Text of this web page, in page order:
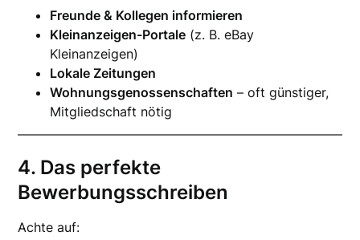
Freunde & Kollegen informieren
Kleinanzeigen-Portale (z. B. eBay
Kleinanzeigen)
Lokale Zeitungen
Wohnungsgenossenschaften – oft günstiger,
Mitgliedschaft nötig
4. Das perfekte
Bewerbungsschreiben
Achte auf: